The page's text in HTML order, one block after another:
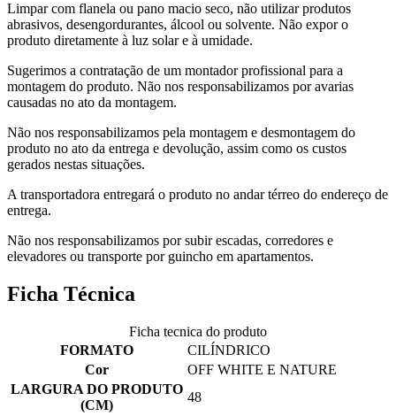
Limpar com flanela ou pano macio seco, não utilizar produtos
abrasivos, desengordurantes, álcool ou solvente. Não expor o
produto diretamente à luz solar e à umidade.
Sugerimos a contratação de um montador profissional para a
montagem do produto. Não nos responsabilizamos por avarias
causadas no ato da montagem.
Não nos responsabilizamos pela montagem e desmontagem do
produto no ato da entrega e devolução, assim como os custos
gerados nestas situações.
A transportadora entregará o produto no andar térreo do endereço de
entrega.
Não nos responsabilizamos por subir escadas, corredores e
elevadores ou transporte por guincho em apartamentos.
Ficha Técnica
Ficha tecnica do produto
FORMATO
CILÍNDRICO
Cor
OFF WHITE E NATURE
LARGURA DO PRODUTO
(CM)
48